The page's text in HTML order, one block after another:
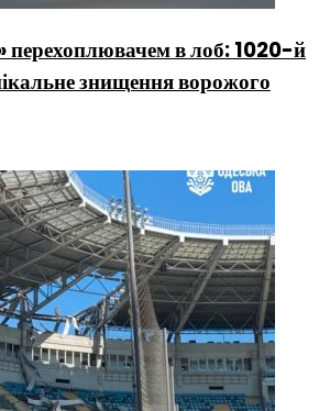
перехоплювачем в лоб: 1020-й
знищення ворожого